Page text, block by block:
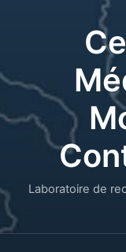
Laboratoire de